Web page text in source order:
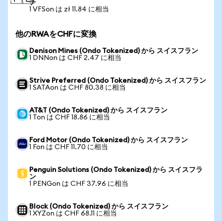
チ
1 VFSon は zł 11.84 に相当
他のRWAをCHFに変換
Denison Mines (Ondo Tokenized) から スイスフラン
1 DNNon は CHF 2.47 に相当
Strive Preferred (Ondo Tokenized) から スイスフラン
1 SATAon は CHF 80.38 に相当
AT&T (Ondo Tokenized) から スイスフラン
1 Ton は CHF 18.86 に相当
Ford Motor (Ondo Tokenized) から スイスフラン
1 Fon は CHF 11.70 に相当
Penguin Solutions (Ondo Tokenized) から スイスフラ
ン
1 PENGon は CHF 37.96 に相当
Block (Ondo Tokenized) から スイスフラン
1 XYZon は CHF 68.11 に相当